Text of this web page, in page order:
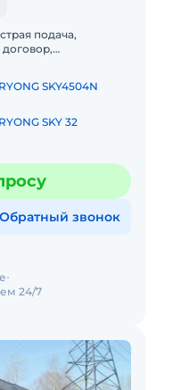
подача,
ар
SKY4504N
SKY 32
Обратный звонок
24/7